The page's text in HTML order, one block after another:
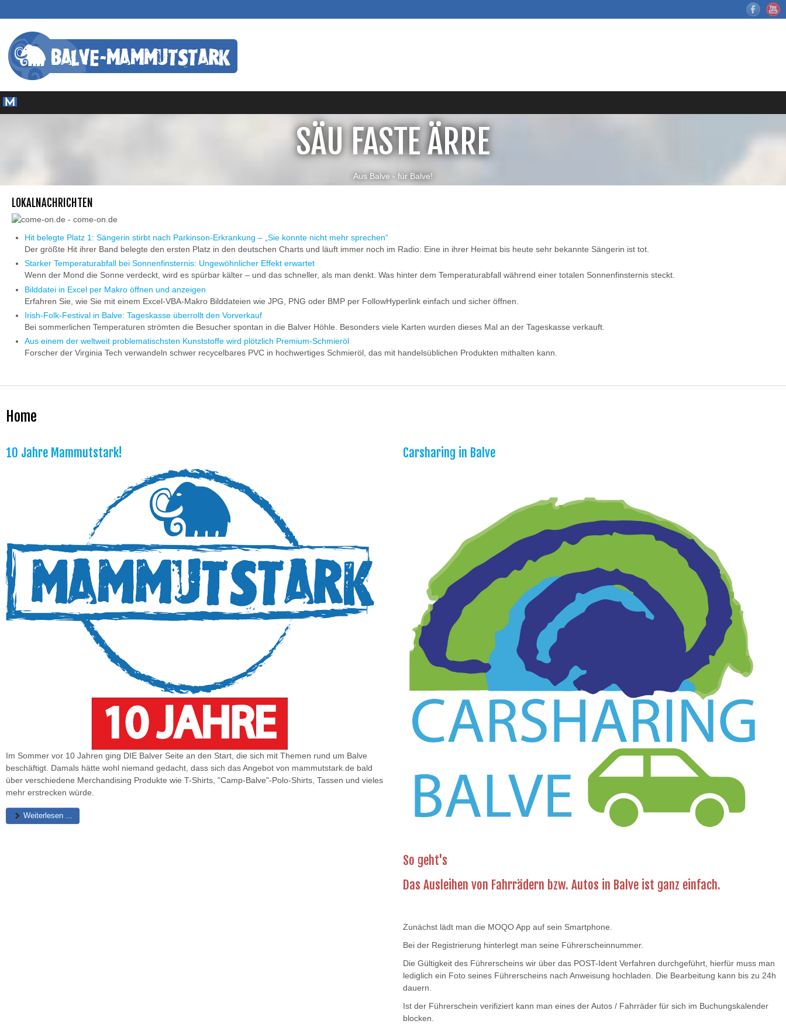
SÄU FASTE ÄRRE
Aus Balve - für Balve!
LOKALNACHRICHTEN
Hit belegte Platz 1: Sängerin stirbt nach Parkinson-Erkrankung – „Sie konnte nicht mehr sprechen“
Der größte Hit ihrer Band belegte den ersten Platz in den deutschen Charts und läuft immer noch im Radio: Eine in ihrer Heimat bis heute sehr bekannte Sängerin ist tot.
Starker Temperaturabfall bei Sonnenfinsternis: Ungewöhnlicher Effekt erwartet
Wenn der Mond die Sonne verdeckt, wird es spürbar kälter – und das schneller, als man denkt. Was hinter dem Temperaturabfall während einer totalen Sonnenfinsternis steckt.
Bilddatei in Excel per Makro öffnen und anzeigen
Erfahren Sie, wie Sie mit einem Excel-VBA-Makro Bilddateien wie JPG, PNG oder BMP per FollowHyperlink einfach und sicher öffnen.
Irish-Folk-Festival in Balve: Tageskasse überrollt den Vorverkauf
Bei sommerlichen Temperaturen strömten die Besucher spontan in die Balver Höhle. Besonders viele Karten wurden dieses Mal an der Tageskasse verkauft.
Aus einem der weltweit problematischsten Kunststoffe wird plötzlich Premium-Schmieröl
Forscher der Virginia Tech verwandeln schwer recycelbares PVC in hochwertiges Schmieröl, das mit handelsüblichen Produkten mithalten kann.
Home
10 Jahre Mammutstark!
Im Sommer vor 10 Jahren ging DIE Balver Seite an den Start, die sich mit Themen rund um Balve
beschäftigt. Damals hätte wohl niemand gedacht, dass sich das Angebot von mammutstark.de bald
über verschiedene Merchandising Produkte wie T-Shirts, "Camp-Balve"-Polo-Shirts, Tassen und vieles
mehr erstrecken würde.
Weiterlesen ...
Carsharing in Balve
So geht's
Das Ausleihen von Fahrrädern bzw. Autos in Balve ist ganz einfach.
Zunächst lädt man die MOQO App auf sein Smartphone.
Bei der Registrierung hinterlegt man seine Führerscheinnummer.
Die Gültigkeit des Führerscheins wir über das POST-Ident Verfahren durchgeführt, hierfür muss man
lediglich ein Foto seines Führerscheins nach Anweisung hochladen. Die Bearbeitung kann bis zu 24h
dauern.
Ist der Führerschein verifiziert kann man eines der Autos / Fahrräder für sich im Buchungskalender
blocken.